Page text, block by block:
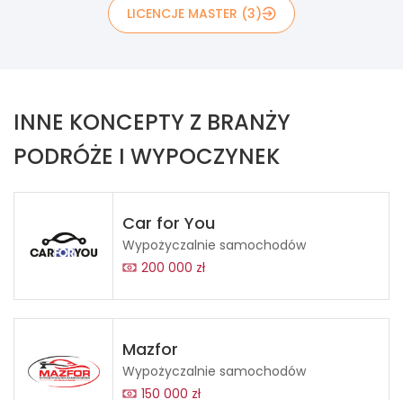
LICENCJE MASTER (3)
INNE KONCEPTY Z BRANŻY
PODRÓŻE I WYPOCZYNEK
Car for You
Wypożyczalnie samochodów
200 000 zł
Mazfor
Wypożyczalnie samochodów
150 000 zł